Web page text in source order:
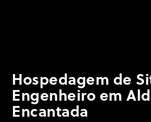
Hospedagem de
Engenheiro em
Encantada